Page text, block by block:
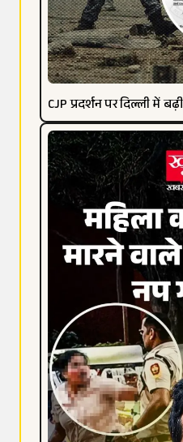
CJP प्रदर्शन पर दिल्ली में